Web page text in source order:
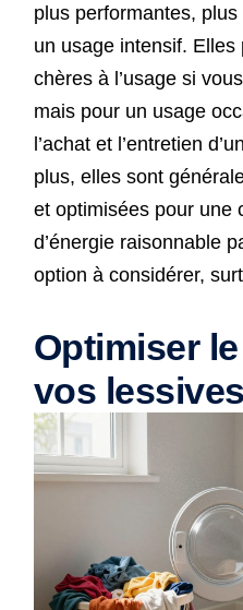
plus performantes,
un usage intensif.
chères à l’usage si
mais pour un usage
l’achat et l’entretien
plus, elles sont
et optimisées pour une
d’énergie raisonnable
option à considérer,
Optimiser
vos lessives